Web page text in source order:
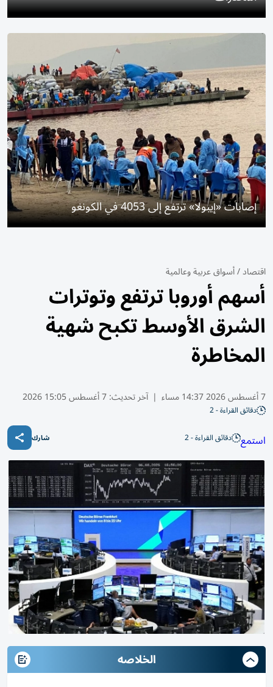
إصابات «إيبولا» ترتفع إلى 4053 في الكونغو
اقتصاد/أسواق عربية وعالمية
أسهم أوروبا ترتفع وتوترات
الشرق الأوسط تكبح شهية
المخاطرة
7 أغسطس 2026 14:37 مساء | آخر تحديث:7 أغسطس 15:05 2026
دقائق القراءة - 2
استمع دقائق القراءة - 2 شارك
الخلاصه